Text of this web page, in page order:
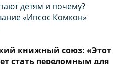
детям и почему?
«Ипсос Комкон»
книжный союз: «Этот
стать переломным для